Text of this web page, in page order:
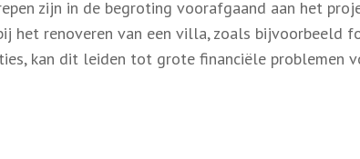
zijn in de begroting voorafgaand aan het
het renoveren van een villa, zoals bijvoorbeeld
kan dit leiden tot grote financiële problemen